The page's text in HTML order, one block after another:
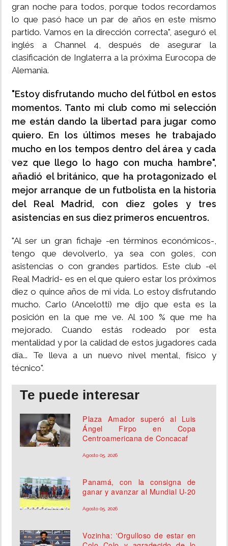
gran noche para todos, porque todos recordamos
lo que pasó hace un par de años en este mismo
partido. Vamos en la dirección correcta", aseguró el
inglés a Channel 4, después de asegurar la
clasificación de Inglaterra a la próxima Eurocopa de
Alemania.
"Estoy disfrutando mucho del fútbol en estos
momentos. Tanto mi club como mi selección
me están dando la libertad para jugar como
quiero. En los últimos meses he trabajado
mucho en los tempos dentro del área y cada
vez que llego lo hago con mucha hambre",
añadió el británico, que ha protagonizado el
mejor arranque de un futbolista en la historia
del Real Madrid, con diez goles y tres
asistencias en sus diez primeros encuentros.
"Al ser un gran fichaje -en términos económicos-,
tengo que devolverlo, ya sea con goles, con
asistencias o con grandes partidos. Este club -el
Real Madrid- es en el que quiero estar los próximos
diez o quince años de mi vida. Lo estoy disfrutando
mucho. Carlo (Ancelotti) me dijo que esta es la
posición en la que me ve. Al 100 % que me ha
mejorado. Cuando estás rodeado por esta
mentalidad y por la calidad de estos jugadores cada
día... Te lleva a un nuevo nivel mental, físico y
técnico".
Te puede interesar
Plaza Amador superó al Luis
Ángel Firpo en Copa
Centroamericana de Concacaf
Agosto 05, 2026
Panamá, con la consigna de
ganar y avanzar al Mundial U-20
Agosto 05, 2026
Vozinha: 'Orgulloso de estar en